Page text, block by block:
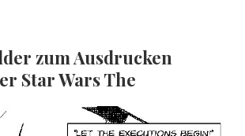
zum Ausdrucken
Star Wars The